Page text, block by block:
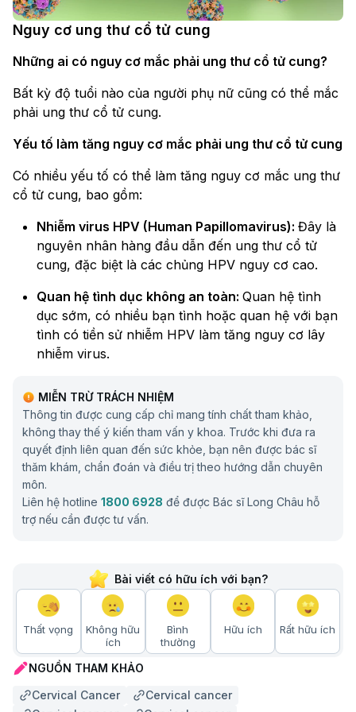
Nguy cơ ung thư cổ tử cung
Những ai có nguy cơ mắc phải ung thư cổ tử cung?
Bất kỳ độ tuổi nào của người phụ nữ cũng có thể mắc
phải ung thư cổ tử cung.
Yếu tố làm tăng nguy cơ mắc phải ung thư cổ tử cung
Có nhiều yếu tố có thể làm tăng nguy cơ mắc ung thư
cổ tử cung, bao gồm:
Nhiễm virus HPV (Human Papillomavirus): Đây là
nguyên nhân hàng đầu dẫn đến ung thư cổ tử
cung, đặc biệt là các chủng HPV nguy cơ cao.
Quan hệ tình dục không an toàn: Quan hệ tình
dục sớm, có nhiều bạn tình hoặc quan hệ với bạn
tình có tiền sử nhiễm HPV làm tăng nguy cơ lây
nhiễm virus.
Lạc nội mạc tử cung:
tăng nguy cơ phát triển các bất thường ở cổ tử
cung.
Hút thuốc lá:Các chất độc hại trong khói thuốc
làm suy giảm hệ miễn dịch và gây tổn thương các
tế bào cổ tử cung.
Hệ miễn dịch suy yếu:
Nhiễm Chlamydia:Loại vi khuẩn này có thể làm
tăng nguy cơ nhiễm trùng cổ tử cung và tổn
thương tế bào.
Sử dụng thuốc tránh thai lâu dài:
cơ phát triển ung thư cổ tử cung.
MIỄN TRỪ TRÁCH NHIỆM
Thông tin được cung cấp chỉ mang tính chất tham khảo,
không thay thế ý kiến tham vấn y khoa. Trước khi đưa ra
quyết định liên quan đến sức khỏe, bạn nên được bác sĩ
thăm khám, chẩn đoán và điều trị theo hướng dẫn chuyên
môn.
Liên hệ hotline 1800 6928 để được Bác sĩ Long Châu hỗ
trợ nếu cần được tư vấn.
Bài viết có hữu ích với bạn?
Thất vọng
Không hữu
ích
Bình
thường
Hữu ích Rất hữu ích
NGUỒN THAM KHẢO
Cervical Cancer
Cervical cancer